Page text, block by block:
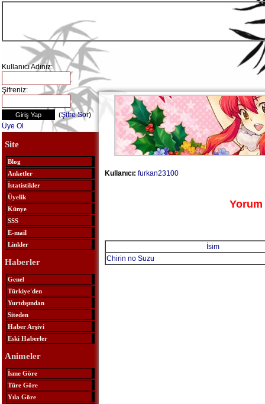
Kullanıcı Adınız:
Şifreniz:
(Şifre Sor)
Üye Ol
Site
Blog
Anketler
İstatistikler
Üyelik
Künye
SSS
E-mail
Linkler
Haberler
Genel
Türkiye'den
Yurtdışından
Siteden
Haber Arşivi
Eski Haberler
Animeler
İsme Göre
Türe Göre
Yıla Göre
Kullanıcı: furkan23100
Yorum
İsim
Chirin no Suzu